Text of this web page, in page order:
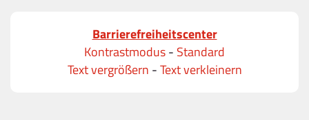
Barrierefreiheitscenter
Kontrastmodus- Standard
Text vergrößern -Text verkleinern